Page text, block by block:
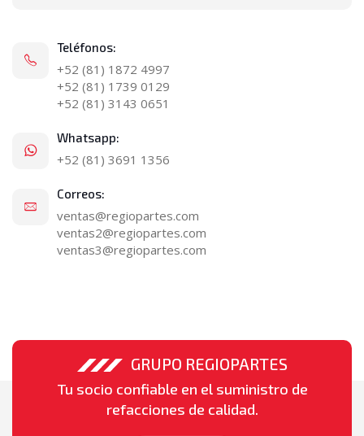
Teléfonos:
+52 (81) 1872 4997
+52 (81) 1739 0129
+52 (81) 3143 0651
Whatsapp:
+52 (81) 3691 1356
Correos:
ventas@regiopartes.com
ventas2@regiopartes.com
ventas3@regiopartes.com
GRUPO REGIOPARTES
Tu socio confiable en el suministro de
refacciones de calidad.